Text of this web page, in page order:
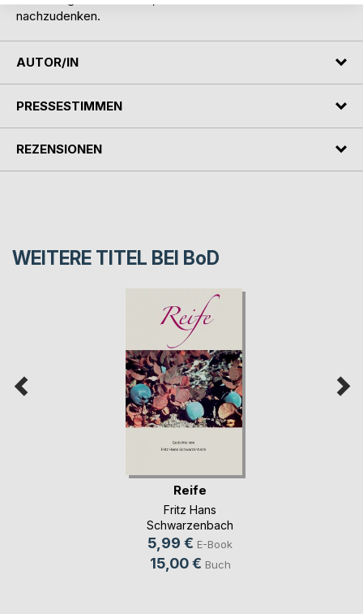
nachzudenken.
AUTOR/IN
PRESSESTIMMEN
REZENSIONEN
WEITERE TITEL BEI BoD
Reife
Fritz Hans
Schwarzenbach
5,99 € E-Book
15,00 € Buch